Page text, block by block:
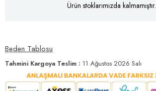
Ürün stoklarımızda kalmamıştır.
Beden Tablosu
Tahmini Kargoya Teslim : 11 Ağustos 2026 Salı